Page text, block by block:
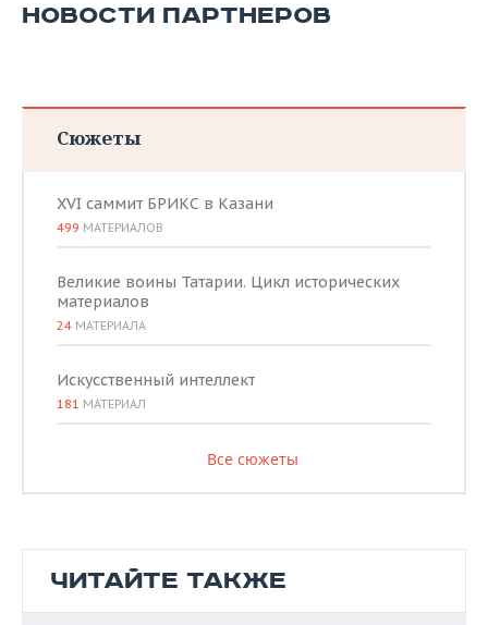
НОВОСТИ ПАРТНЕРОВ
Сюжеты
XVI саммит БРИКС в Казани
499 МАТЕРИАЛОВ
Великие воины Татарии. Цикл исторических
материалов
24 МАТЕРИАЛА
Искусственный интеллект
181 МАТЕРИАЛ
Все сюжеты
ЧИТАЙТЕ ТАКЖЕ